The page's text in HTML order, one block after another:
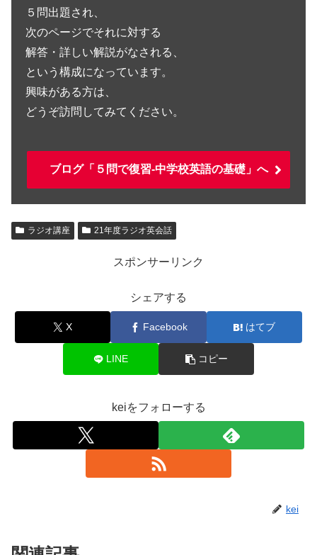
５問出題され、
次のページでそれに対する
解答・詳しい解説がなされる、
という構成になっています。
興味がある方は、
どうぞ訪問してみてください。
ブログ「５問で復習-中学校英語の基礎」へ
ラジオ講座 21年度ラジオ英会話
スポンサーリンク
シェアする
X Facebook はてブ
LINE コピー
keiをフォローする
kei